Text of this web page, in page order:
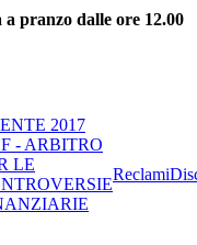
a pranzo dalle ore 12.00
2017
- ARBITRO
LE
Reclami